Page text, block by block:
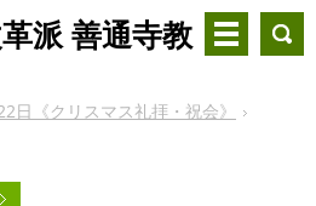
派 善通寺教
日《クリスマス礼拝・祝会》